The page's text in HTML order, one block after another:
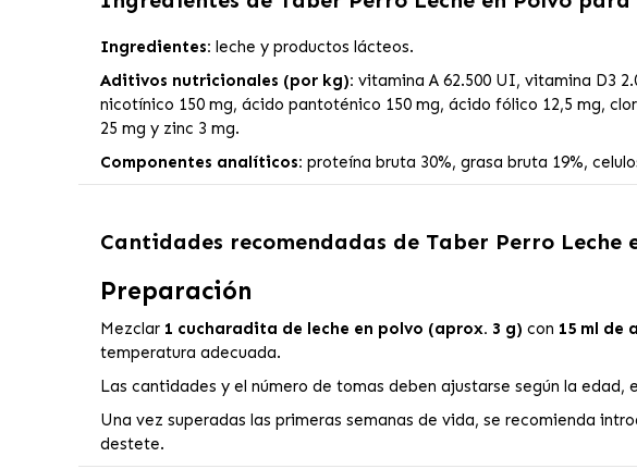
Ingredientes: leche y productos lácteos.
Aditivos nutricionales (por kg): vitamina A 62.500 UI, vitamina D3
nicotínico 150 mg, ácido pantoténico 150 mg, ácido fólico 12,5 mg,
25 mg y zinc 3 mg.
Componentes analíticos: proteína bruta 30%, grasa bruta 19%,
Cantidades recomendadas de Taber Perro Leche
Preparación
Mezclar 1 cucharadita de leche en polvo (aprox. 3 g) con 15 ml de
temperatura adecuada.
Las cantidades y el número de tomas deben ajustarse según la
Una vez superadas las primeras semanas de vida, se recomienda
destete.